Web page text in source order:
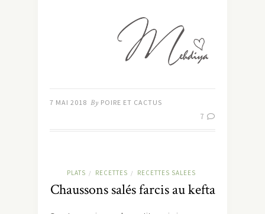
7 MAI 2018 By POIRE ET CACTUS
7
PLATS / RECETTES / RECETTES SALEES
Chaussons salés farcis au kefta